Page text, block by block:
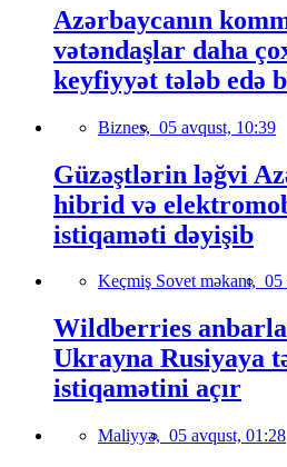
Azərbaycanın
vətəndaşlar daha
keyfiyyət tələb edə
Biznes, 05 avqust, 10:39
Güzəştlərin ləğvi
hibrid və
istiqaməti dəyişib
Keçmiş Sovet məkanı, 05
Wildberries
Ukrayna Rusiyaya
istiqamətini açır
Maliyyə, 05 avqust, 01:28